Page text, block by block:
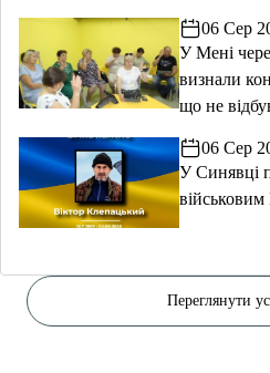
06 Сер
У Мені
визнали
що не
06 Сер
У Синявці
Переглянути